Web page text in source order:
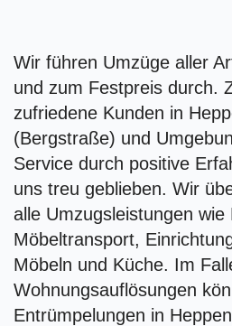
Wir führen Umzüge aller
und zum Festpreis durch.
zufriedene Kunden in
(Bergstraße) und
Service durch positive
uns treu geblieben. Wir
alle Umzugsleistungen wie
Möbeltransport,
Möbeln und Küche. Im
Wohnungsauflösungen
Entrümpelungen in